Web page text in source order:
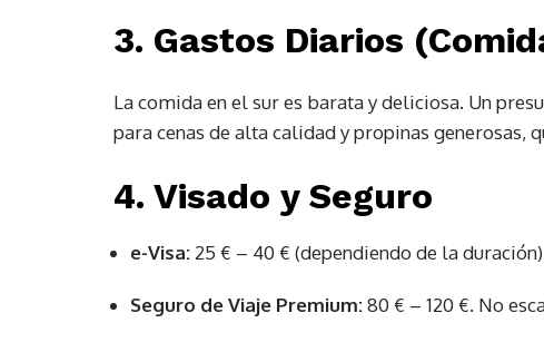
3. Gastos Diarios
La comida en el sur es barata y deliciosa. Un
para cenas de alta calidad y propinas generosas,
4. Visado y Seguro
e-Visa: 25 € – 40 € (dependiendo de la
Seguro de Viaje Premium:80 € – 120 €. No